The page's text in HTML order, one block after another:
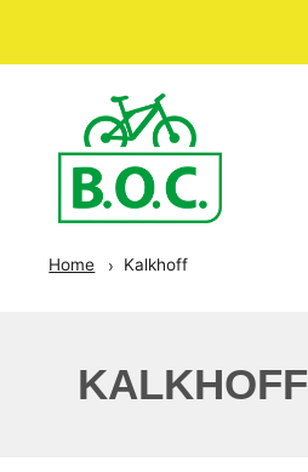
Home Kalkhoff
KALKHOFF